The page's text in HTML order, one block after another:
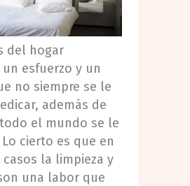
del hogar
esfuerzo y un
no siempre se le
además de
el mundo se le
cierto es que en
la limpieza y
una labor que